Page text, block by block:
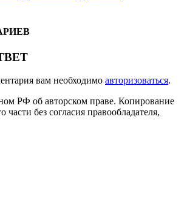
вам необходимо авторизоваться.
РФ об авторском праве. Копирование
части без согласия правообладателя,